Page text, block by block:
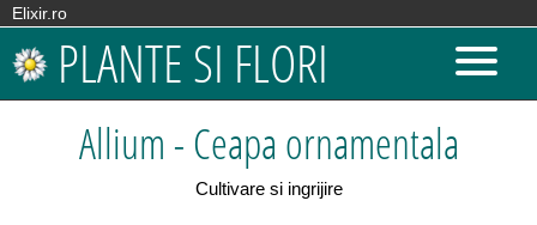
Elixir.ro
PLANTE SI FLORI
Allium - Ceapa ornamentala
Cultivare si ingrijire